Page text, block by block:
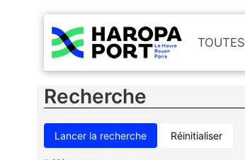
TOUTES
Recherche
Réinitialiser